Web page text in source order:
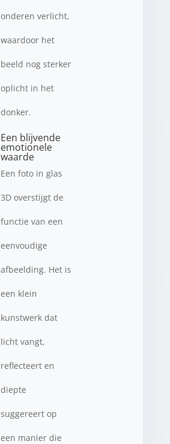
onderen verlicht,
waardoor het
beeld nog sterker
oplicht in het
donker.
Een blijvende
emotionele
waarde
Een foto in glas
3D overstijgt de
functie van een
eenvoudige
afbeelding. Het is
een klein
kunstwerk dat
licht vangt,
reflecteert en
diepte
suggereert op
een manier die